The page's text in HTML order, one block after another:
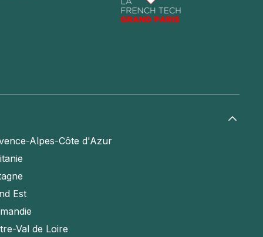
Alpes-Côte d'Azur
Est
Val de Loire